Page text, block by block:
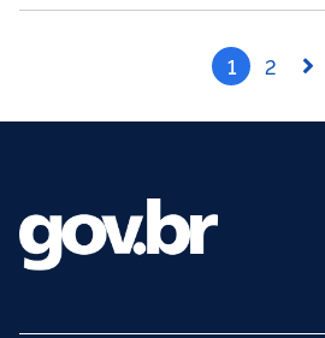
(CGNBS) é o órgão...
1 2